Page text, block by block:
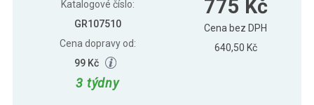
Katalogové číslo:
GR107510
Cena dopravy od:
99 Kč
3 týdny
775 Kč
Cena bez DPH
640,50 Kč